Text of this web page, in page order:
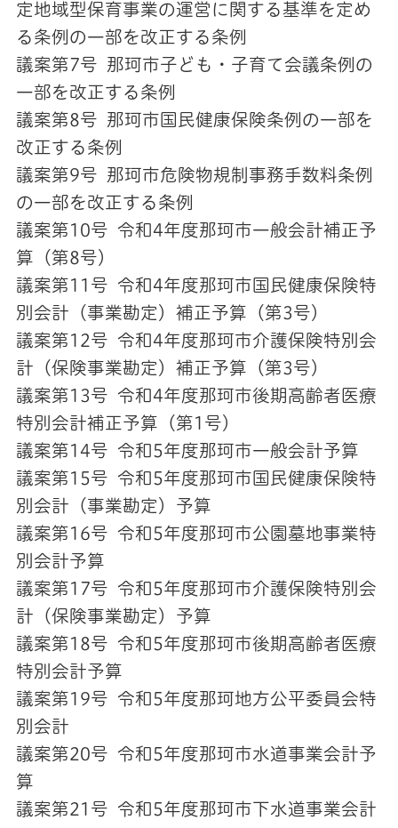
定地域型保育事業の運営に関する基準を定め
る条例の一部を改正する条例
議案第7号 那珂市子ども・子育て会議条例の
一部を改正する条例
議案第8号 那珂市国民健康保険条例の一部を
改正する条例
議案第9号 那珂市危険物規制事務手数料条例
の一部を改正する条例
議案第10号 令和4年度那珂市一般会計補正予
算（第8号）
議案第11号 令和4年度那珂市国民健康保険特
別会計（事業勘定）補正予算（第3号）
議案第12号 令和4年度那珂市介護保険特別会
計（保険事業勘定）補正予算（第3号）
議案第13号 令和4年度那珂市後期高齢者医療
特別会計補正予算（第1号）
議案第14号 令和5年度那珂市一般会計予算
議案第15号 令和5年度那珂市国民健康保険特
別会計（事業勘定）予算
議案第16号 令和5年度那珂市公園墓地事業特
別会計予算
議案第17号 令和5年度那珂市介護保険特別会
計（保険事業勘定）予算
議案第18号 令和5年度那珂市後期高齢者医療
特別会計予算
議案第19号 令和5年度那珂地方公平委員会特
別会計
議案第20号 令和5年度那珂市水道事業会計予
算
議案第21号 令和5年度那珂市下水道事業会計